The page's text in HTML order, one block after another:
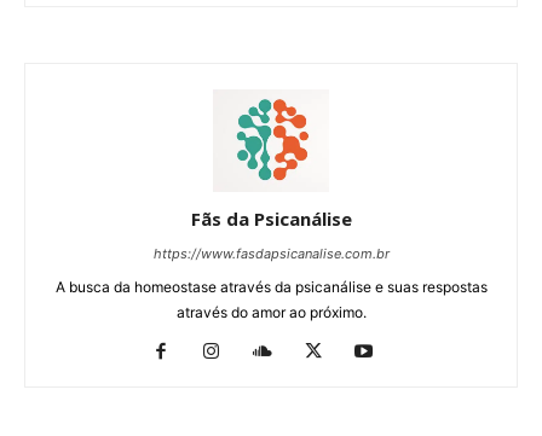
Fãs da Psicanálise
https://www.fasdapsicanalise.com.br
A busca da homeostase através da psicanálise e suas respostas
através do amor ao próximo.